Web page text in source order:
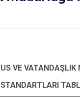
VE VATANDAŞLIK